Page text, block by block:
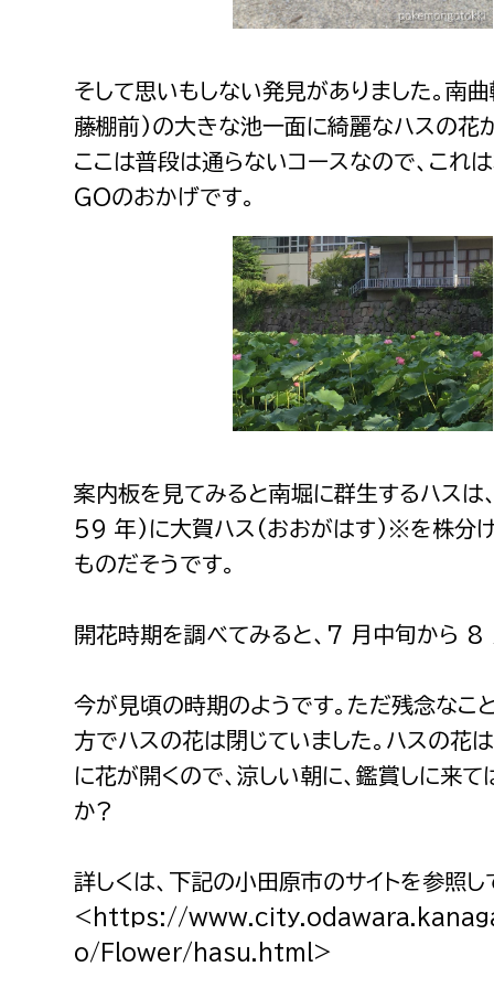
そして思いもしない発見がありました。南
藤棚前)の大きな池一面に綺麗なハスの花
ここは普段は通らないコースなので、これ
GOのおかげです。
案内板を見てみると南堀に群生するハス
59 年)に大賀ハス(おおがはす)※を株分け
ものだそうです。
開花時期を調べてみると、7 月中旬から 8
今が見頃の時期のようです。ただ残念なこ
方でハスの花は閉じていました。ハスの花
に花が開くので、涼しい朝に、鑑賞しに来
か?
詳しくは、下記の小田原市のサイトを参照し
<https://
o/Flower/hasu.html>